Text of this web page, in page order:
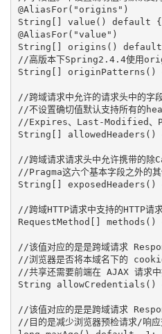
@AliasFor("origins")
String[] value() default
@AliasFor("value")
String[] origins()
//高版本下Spring2.4.4使用
String[]
//跨域请求中允许的请求头中
//不设置确切值默认支持所有
//Expires、Last-Modified、
String[]
//跨域请求请求头中允许携带
//Pragma这六个基本字段之外
String[]
//跨域HTTP请求中支持的HTTP
RequestMethod[]
//该值对应的是是跨域请求
//浏览器是否将本域名下的
//共享还需要前端在 AJAX 请
String
//该值对应的是是跨域请求
//目的是减少浏览器预检请求/响应